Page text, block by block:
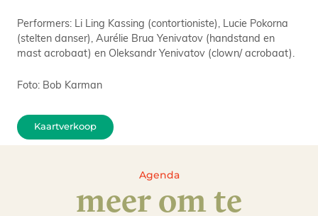
Performers: Li Ling Kassing (contortioniste), Lucie Pokorna
(stelten danser), Aurélie Brua Yenivatov (handstand en
mast acrobaat) en Oleksandr Yenivatov (clown/ acrobaat).
Foto: Bob Karman
Kaartverkoop
Agenda
meer om te